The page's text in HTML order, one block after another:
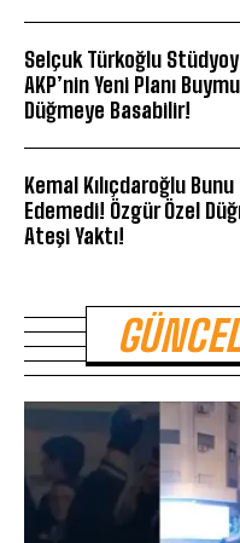
Selçuk Türkoğlu
AKP’nin Yeni Planı
Düğmeye Basabilir!
Kemal Kılıçdaroğlu
Edemedi! Özgür Özel
Ateşi Yaktı!